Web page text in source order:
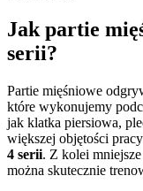
Jak partie
serii?
Partie mięśniowe
które wykonujemy
jak klatka piersiowa,
większej objętości
4 serii. Z kolei
można skutecznie